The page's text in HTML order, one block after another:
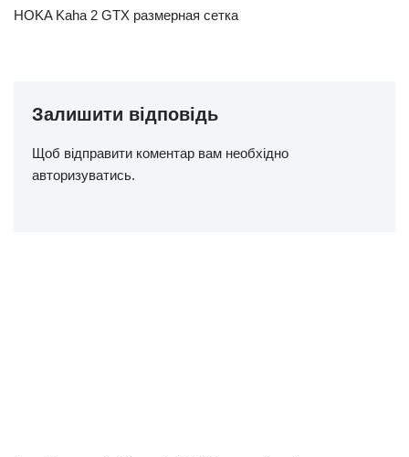
HOKA Kaha 2 GTX размерная сетка
Залишити відповідь
Щоб відправити коментар вам необхідно
авторизуватись.